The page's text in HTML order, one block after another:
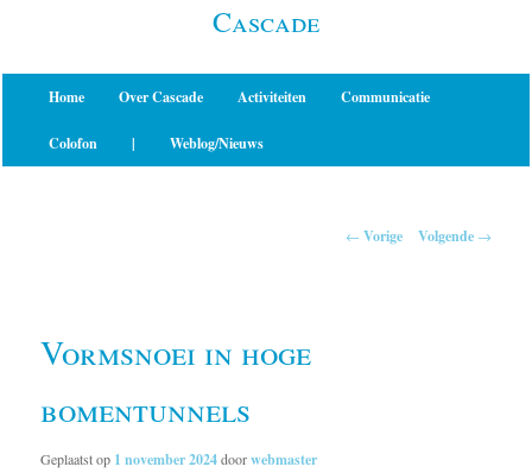
Cascade
Home Over Cascade Activiteiten Communicatie
Colofon | Weblog/Nieuws
← Vorige Volgende →
Vormsnoei in hoge
bomentunnels
Geplaatst op 1 november 2024doorwebmaster